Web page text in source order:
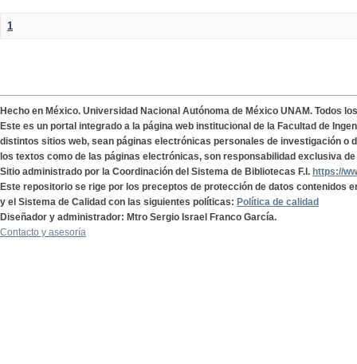
1
Hecho en México. Universidad Nacional Autónoma de México UNAM. Todos
Este es un portal integrado a la página web institucional de la Facultad de
distintos sitios web, sean páginas electrónicas personales de investigación o
los textos como de las páginas electrónicas, son responsabilidad exclusiva
Sitio administrado por la Coordinación del Sistema de Bibliotecas F.I. https://
Este repositorio se rige por los preceptos de protección de datos contenidos
y el Sistema de Calidad con las siguientes políticas: Política de calidad
Diseñador y administrador: Mtro Sergio Israel Franco García.
Contacto y asesoría